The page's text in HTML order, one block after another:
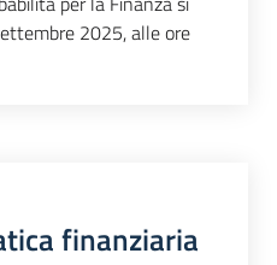
2025, alle ore
finanziaria